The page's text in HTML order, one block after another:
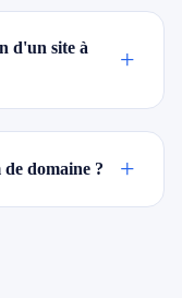
d'un site à
+
domaine ? +